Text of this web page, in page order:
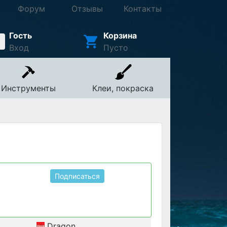
Форум Отзывы Контакты
Гость
Вход
Корзина
Пусто
Инструменты Клеи, покраска
Подписаться